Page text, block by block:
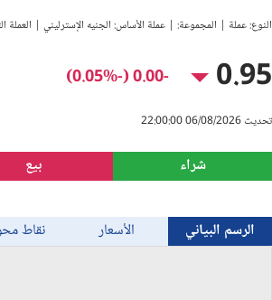
USD/CAD
USD/CHF
Bitcoin/USD
النوع: عملة | المجموعة: | عملة الأساس: الجنيه الإسترليني | العملة
0.95
-0.00 (-0.05%)
شراء بيع
تحديث 06/08/2026 22:00:00
الرسم البياني الأسعار نقاط